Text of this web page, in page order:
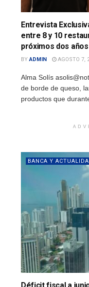
Entrevista
entre 8 y 10
próximos dos años
BY ADMIN AGOSTO 7,
Alma Solís
de borde de queso,
productos que
BANCA Y